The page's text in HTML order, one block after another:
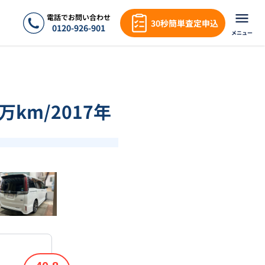
電話でお問い合わせ
0120-926-901 30秒簡単査定申込
メニュー
km/2017年
1/18